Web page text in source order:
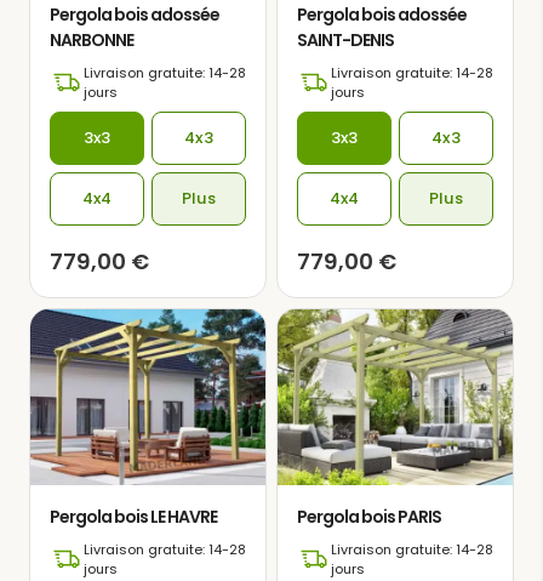
Pergola bois adossée
NARBONNE
Livraison gratuite: 14-28
jours
3x3 4x3
4x4 Plus
779,00 €
Pergola bois adossée
SAINT-DENIS
Livraison gratuite: 14-28
jours
3x3 4x3
4x4 Plus
779,00 €
Pergola bois LE HAVRE
Livraison gratuite: 14-28
jours
Pergola bois PARIS
Livraison gratuite: 14-28
jours